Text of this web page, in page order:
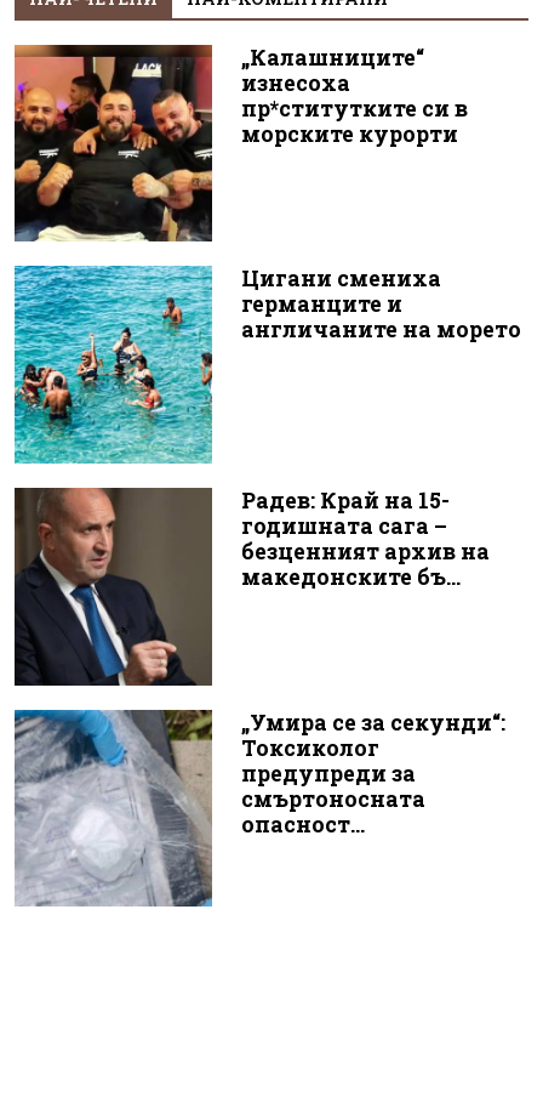
„Калашниците“
изнесоха
пр*ститутките си в
морските курорти
Цигани смениха
германците и
англичаните на морето
Радев: Край на 15-
годишната сага –
безценният архив на
македонските бъ...
„Умира се за секунди“:
Токсиколог
предупреди за
смъртоносната
опасност...